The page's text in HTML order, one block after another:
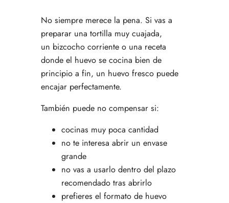
No siempre merece la pena. Si vas a
preparar una tortilla muy cuajada,
un bizcocho corriente o una receta
donde el huevo se cocina bien de
principio a fin, un huevo fresco puede
encajar perfectamente.
También puede no compensar si:
cocinas muy poca cantidad
no te interesa abrir un envase
grande
no vas a usarlo dentro del plazo
recomendado tras abrirlo
prefieres el formato de huevo